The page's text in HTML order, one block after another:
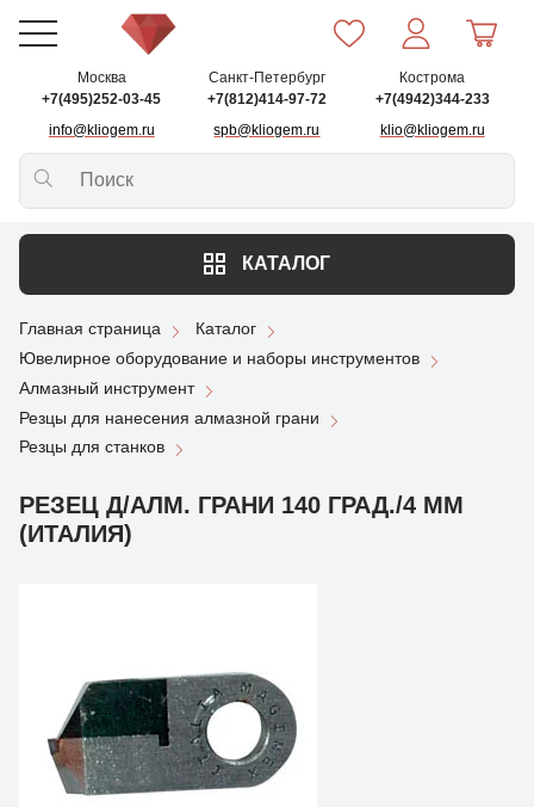
Москва
+7(495)252-03-45
info@kliogem.ru
Санкт-Петербург
+7(812)414-97-72
spb@kliogem.ru
Кострома
+7(4942)344-233
klio@kliogem.ru
КАТАЛОГ
Главная страница
Каталог
Ювелирное оборудование и наборы инструментов
Алмазный инструмент
Резцы для нанесения алмазной грани
Резцы для станков
РЕЗЕЦ Д/АЛМ. ГРАНИ 140 ГРАД./4 ММ
(ИТАЛИЯ)